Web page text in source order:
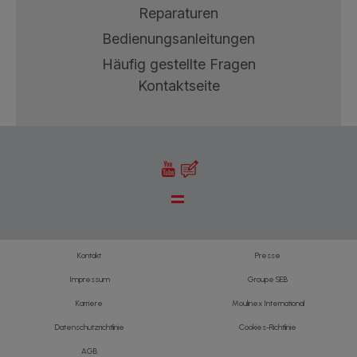
Reparaturen
Bedienungsanleitungen
Häufig gestellte Fragen
Kontaktseite
Kontakt Presse
Impressum Groupe SEB
Karriere Moulinex International
Datenschutzrichtlinie Cookies-Richtlinie
AGB